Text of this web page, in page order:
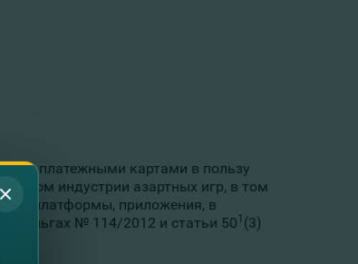
платежными картами в пользу
индустрии азартных игр, в том
платформы, приложения, в
деньгах № 114/2012 и статьи 501 (3)